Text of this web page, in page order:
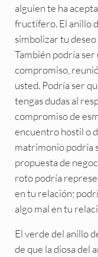
alguien te ha
fructífero. El anillo
simbolizar tu
También podría
compromiso,
usted. Podría ser
tengas dudas al
compromiso de
encuentro hostil o
matrimonio podría
propuesta de
roto podría
en tu relación;
algo mal en tu
El verde del anillo
de que la diosa del